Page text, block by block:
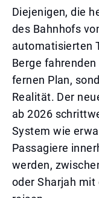
Diejenigen, die
des Bahnhofs
automatisierten
Berge
fernen Plan,
Realität. Der
ab 2026
System wie
Passagiere
werden,
oder Sharjah